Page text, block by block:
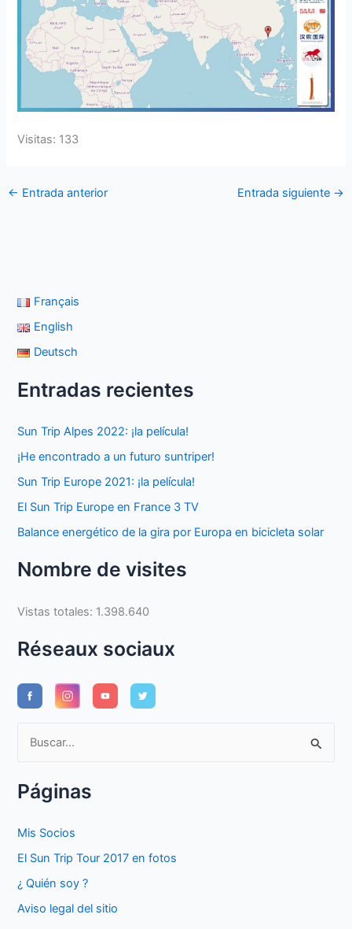
Visitas: 133
← Entrada anterior Entrada siguiente →
Français
English
Deutsch
Entradas recientes
Sun Trip Alpes 2022: ¡la película!
¡He encontrado a un futuro suntriper!
Sun Trip Europe 2021: ¡la película!
El Sun Trip Europe en France 3 TV
Balance energético de la gira por Europa en bicicleta solar
Nombre de visites
Vistas totales: 1.398.640
Réseaux sociaux
c
o
r
Páginas
Mis Socios
El Sun Trip Tour 2017 en fotos
¿ Quién soy ?
Aviso legal del sitio